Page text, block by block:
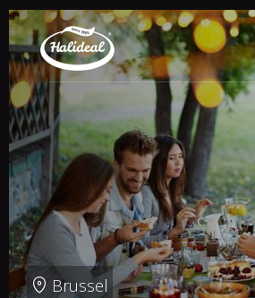
Brussel